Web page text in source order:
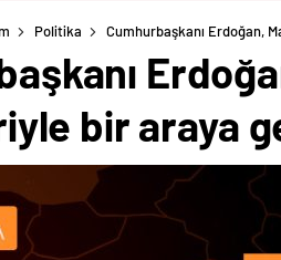
Politika Cumhurbaşkanı Erdoğan,
bir araya